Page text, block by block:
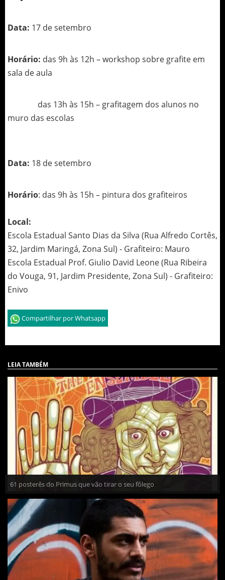
Data: 17 de setembro
Horário: das 9h às 12h – workshop sobre grafite em
sala de aula
das 13h às 15h – grafitagem dos alunos no
muro das escolas
Data: 18 de setembro
Horário: das 9h às 15h – pintura dos grafiteiros
Local:
Escola Estadual Santo Dias da Silva (Rua Alfredo Cortês,
32, Jardim Maringá, Zona Sul) - Grafiteiro: Mauro
Escola Estadual Prof. Giulio David Leone (Rua Ribeira
do Vouga, 91, Jardim Presidente, Zona Sul) - Grafiteiro:
Enivo
Compartilhar por Whatsapp
LEIA TAMBÉM
61 posterês do Primus que vão tirar o seu fôlego